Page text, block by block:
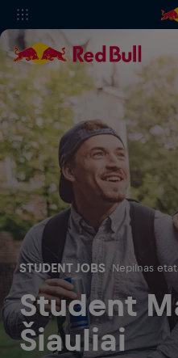
STUDENT JOBS Nepilnas
Student
Šiauliai